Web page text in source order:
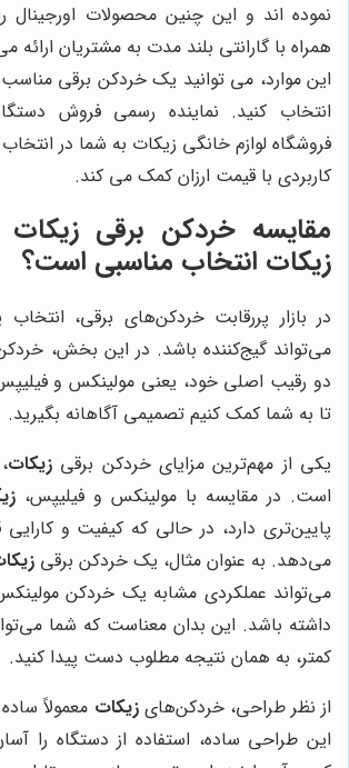
نموده اند و این چنین محصولات اورجینال
همراه با گارانتی بلند مدت به مشتریان ارائه
این موارد، می توانید یک خردکن برقی
انتخاب کنید. نماینده رسمی فروش
فروشگاه لوازم خانگی زیکات به شما در
کاربردی با قیمت ارزان کمک می کند.
مقایسه خردکن برقی زیکات
زیکات انتخاب مناسبی است؟
در بازار پررقابت خردکن‌های برقی،
می‌تواند گیج‌کننده باشد. در این بخش،
دو رقیب اصلی خود، یعنی مولینکس و
تا به شما کمک کنیم تصمیمی آگاهانه بگیرید.
یکی از مهم‌ترین مزایای خردکن برقی زیکات
است. در مقایسه با مولینکس و فیلیپس،
پایین‌تری دارد، در حالی که کیفیت و کارایی
می‌دهد. به عنوان مثال، یک خردکن برقی
داشته باشد. این بدان معناست که شما
کمتر، به همان نتیجه مطلوب دست پیدا کنید.
از نظر طراحی، خردکن‌هایزیکات معمولاً
این طراحی ساده، استفاده از دستگاه را